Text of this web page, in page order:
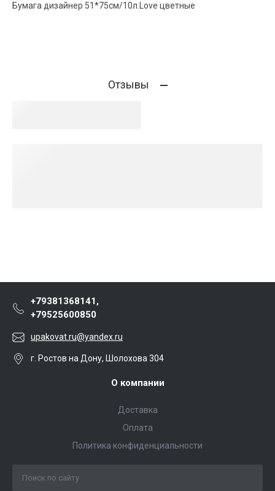
Бумага дизайнер 51*75см/10л.Love цветные
Отзывы
+79381368141,
+79525600850
upakovat.ru@yandex.ru
г. Ростов на Дону, Шолохова 304
О компании
Доставка
Оплата
Политика конфиденциальности